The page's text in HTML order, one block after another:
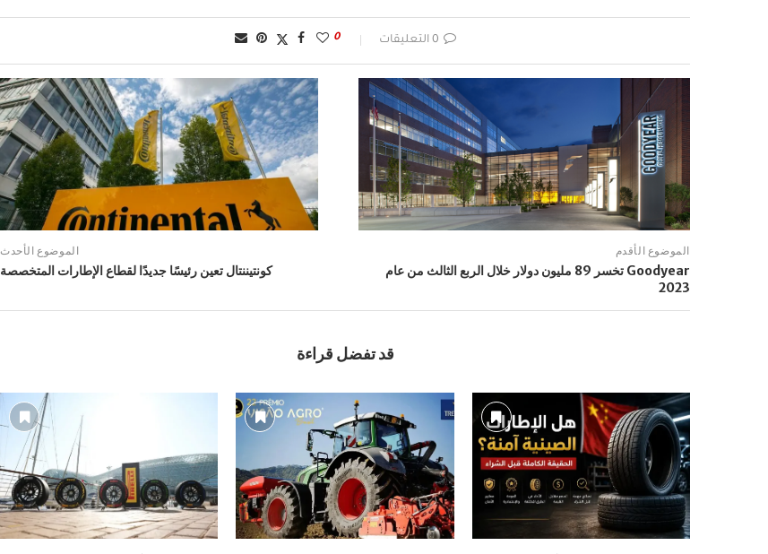
0 التعليقات 0
الموضوع الأقدم
Goodyear تخسر 89 مليون دولار خلال الربع الثالث من عام
2023
الموضوع الأحدث
كونتيننتال تعين رئيسًا جديدًا لقطاع الإطارات المتخصصة
قد تفضل قراءة